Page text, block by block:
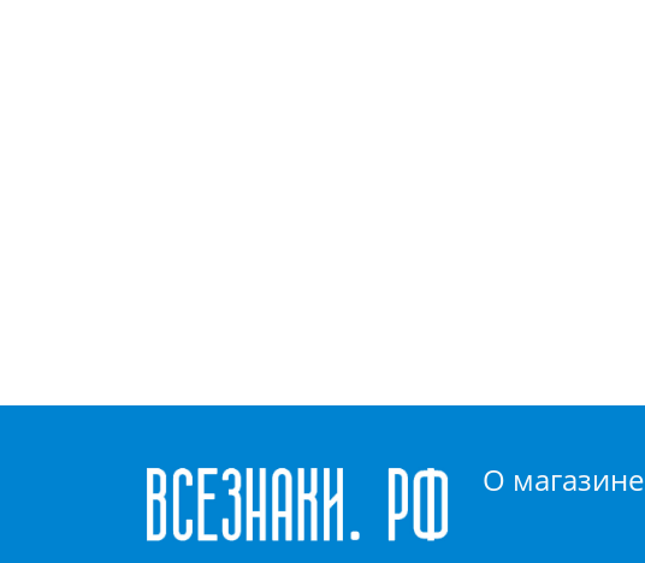
О магазине